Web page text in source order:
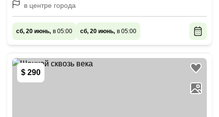
в центре города
сб, 20 июнь, в 05:00 сб, 20 июнь, в 05:00
$ 290